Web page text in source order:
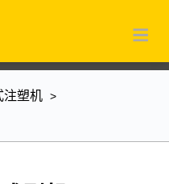
注塑机